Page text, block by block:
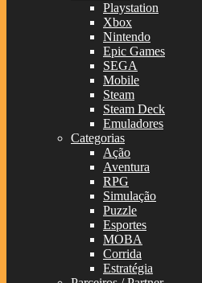
Playstation
Xbox
Nintendo
Epic Games
SEGA
Mobile
Steam
Steam Deck
Emuladores
Categorias
Ação
Aventura
RPG
Simulação
Puzzle
Esportes
MOBA
Corrida
Estratégia